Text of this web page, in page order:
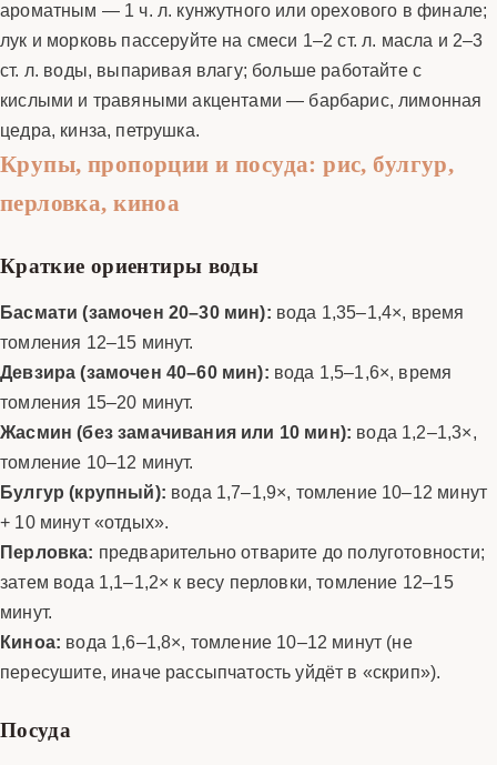
ароматным — 1 ч. л. кунжутного или орехового в финале;
лук и морковь пассеруйте на смеси 1–2 ст. л. масла и 2–3
ст. л. воды, выпаривая влагу; больше работайте с
кислыми и травяными акцентами — барбарис, лимонная
цедра, кинза, петрушка.
Крупы, пропорции и посуда: рис, булгур,
перловка, киноа
Краткие ориентиры воды
Басмати (замочен 20–30 мин): вода 1,35–1,4×, время
томления 12–15 минут.
Девзира (замочен 40–60 мин): вода 1,5–1,6×, время
томления 15–20 минут.
Жасмин (без замачивания или 10 мин): вода 1,2–1,3×,
томление 10–12 минут.
Булгур (крупный): вода 1,7–1,9×, томление 10–12 минут
+ 10 минут «отдых».
Перловка: предварительно отварите до полуготовности;
затем вода 1,1–1,2× к весу перловки, томление 12–15
минут.
Киноа: вода 1,6–1,8×, томление 10–12 минут (не
пересушите, иначе рассыпчатость уйдёт в «скрип»).
Посуда